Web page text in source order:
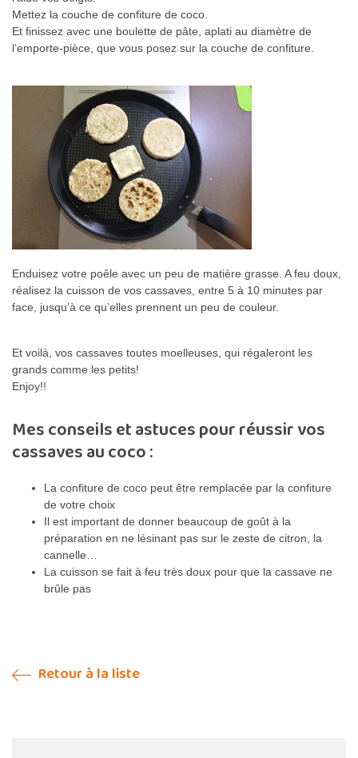
Mettez la couche de confiture de coco.
Et finissez avec une boulette de pâte, aplati au diamètre de
l’emporte-pièce, que vous posez sur la couche de confiture.
Enduisez votre poêle avec un peu de matière grasse. A feu doux,
réalisez la cuisson de vos cassaves, entre 5 à 10 minutes par
face, jusqu’à ce qu’elles prennent un peu de couleur.
Et voilà, vos cassaves toutes moelleuses, qui régaleront les
grands comme les petits!
Enjoy!!
Mes conseils et astuces pour réussir vos
cassaves au coco :
La confiture de coco peut être remplacée par la confiture
de votre choix
Il est important de donner beaucoup de goût à la
préparation en ne lésinant pas sur le zeste de citron, la
cannelle…
La cuisson se fait à feu très doux pour que la cassave ne
brûle pas
Retour à la liste